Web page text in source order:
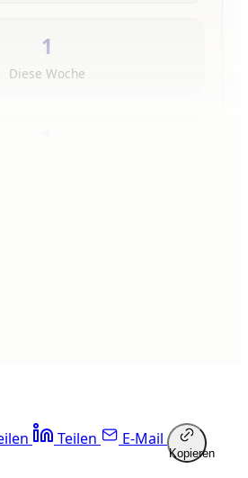
1
Diese Woche
Teilen E-Mail
Kopieren